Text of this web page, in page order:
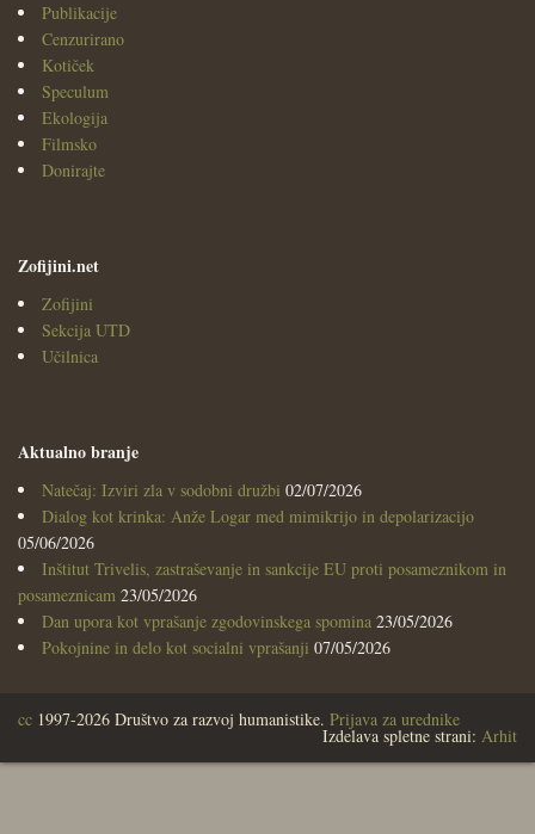
Publikacije
Cenzurirano
Kotiček
Speculum
Ekologija
Filmsko
Donirajte
Zofijini.net
Zofijini
Sekcija UTD
Učilnica
Aktualno branje
Natečaj: Izviri zla v sodobni družbi 02/07/2026
Dialog kot krinka: Anže Logar med mimikrijo in depolarizacijo
05/06/2026
Inštitut Trivelis, zastraševanje in sankcije EU proti posameznikom in
posameznicam 23/05/2026
Dan upora kot vprašanje zgodovinskega spomina 23/05/2026
Pokojnine in delo kot socialni vprašanji 07/05/2026
cc 1997-2026 Društvo za razvoj humanistike. Prijava za urednike
Izdelava spletne strani: Arhit